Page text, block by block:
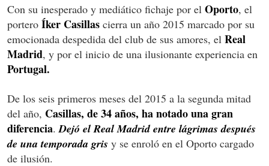
Con su inesperado y mediático fichaje por el Oporto, el
portero Íker Casillas cierra un año 2015 marcado por su
emocionada despedida del club de sus amores, el Real
Madrid, y por el inicio de una ilusionante experiencia en
Portugal.
De los seis primeros meses del 2015 a la segunda mitad
del año, Casillas, de 34 años, ha notado una gran
diferencia. Dejó el Real Madrid entre lágrimas después
de una temporada gris y se enroló en el Oporto cargado
de ilusión.